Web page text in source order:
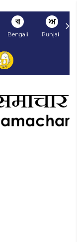
বা
Bengali
ਅ
Punjabi